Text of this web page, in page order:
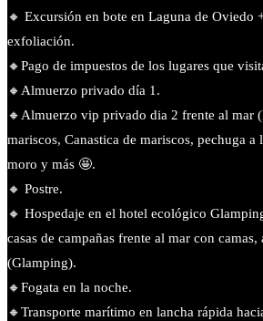
🔸 Excursión en bote en Laguna de Oviedo
exfoliación.
🔸Pago de impuestos de los lugares que
🔸Almuerzo privado día 1.
🔸Almuerzo vip privado dia 2 frente al mar
mariscos, Canastica de mariscos, pechuga a
moro y más 🤩.
🔸 Postre.
🔸 Hospedaje en el hotel ecológico
casas de campañas frente al mar con
(Glamping).
🔸Fogata en la noche.
🔸️Transporte marítimo en lancha rápida